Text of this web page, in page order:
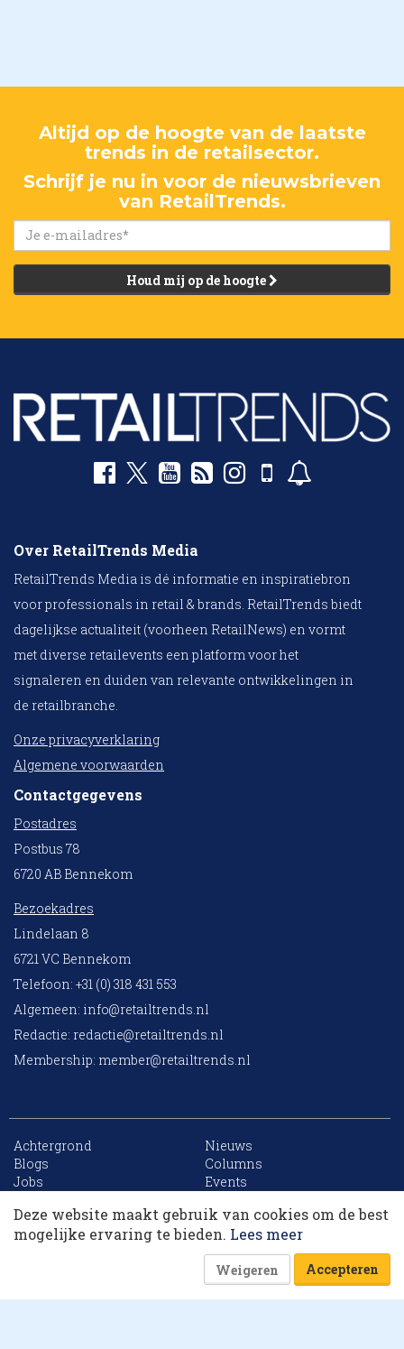
Altijd op de hoogte van de laatste
trends in de retailsector.
Schrijf je nu in voor de nieuwsbrieven
van RetailTrends.
Houd mij op de hoogte
Over RetailTrends Media
RetailTrends Media is dé informatie en inspiratiebron
voor professionals in retail & brands. RetailTrends biedt
dagelijkse actualiteit (voorheen RetailNews) en vormt
met diverse retailevents een platform voor het
signaleren en duiden van relevante ontwikkelingen in
de retailbranche.
Onze privacyverklaring
Algemene voorwaarden
Contactgegevens
Postadres
Postbus 78
6720 AB Bennekom
Bezoekadres
Lindelaan 8
6721 VC Bennekom
Telefoon: +31 (0) 318 431 553
Algemeen: info@retailtrends.nl
Redactie: redactie@retailtrends.nl
Membership: member@retailtrends.nl
Achtergrond
Nieuws
Blogs
Columns
Jobs
Events
Archief
Sitemap
Website is powered by
Deze website maakt gebruik van cookies om de best
mogelijke ervaring te bieden. Lees meer
Weigeren Accepteren
10 collega’s
Korting op events